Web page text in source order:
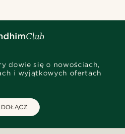
dowie się o nowościach,
i wyjątkowych ofertach
DOŁĄCZ